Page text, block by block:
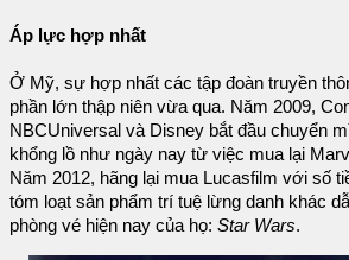
Áp lực hợp nhất
Ở Mỹ, sự hợp nhất các tập đoàn truyền
phần lớn thập niên vừa qua. Năm 2009,
NBCUniversal và Disney bắt đầu chuyển
khổng lồ như ngày nay từ việc mua lại
Năm 2012, hãng lại mua Lucasfilm với số
tóm loạt sản phẩm trí tuệ lừng danh khác
phòng vé hiện nay của họ: Star Wars.